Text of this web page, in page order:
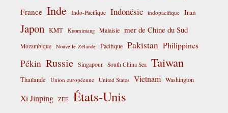
France Inde Indo-Pacifique Indonésie indopacifique Iran
Japon KMT Kuomintang Malaisie mer de Chine du Sud
Mozambique Nouvelle-Zélande Pacifique Pakistan Philippines
Pékin Russie Singapour South China Sea Taiwan
Thaïlande Union européenne United States Vietnam Washington
Xi Jinping ZEE États-Unis